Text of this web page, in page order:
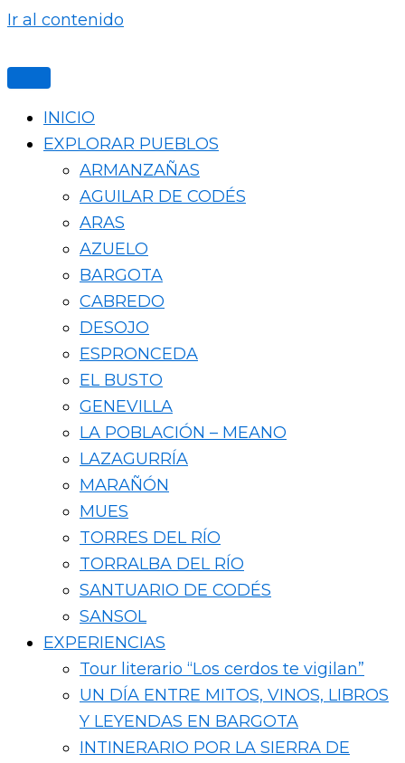
Ir al contenido
INICIO
EXPLORAR PUEBLOS
ARMANZAÑAS
AGUILAR DE CODÉS
ARAS
AZUELO
BARGOTA
CABREDO
DESOJO
ESPRONCEDA
EL BUSTO
GENEVILLA
LA POBLACIÓN – MEANO
LAZAGURRÍA
MARAÑÓN
MUES
TORRES DEL RÍO
TORRALBA DEL RÍO
SANTUARIO DE CODÉS
SANSOL
EXPERIENCIAS
Tour literario “Los cerdos te vigilan”
UN DÍA ENTRE MITOS, VINOS, LIBROS
Y LEYENDAS EN BARGOTA
INTINERARIO POR LA SIERRA DE